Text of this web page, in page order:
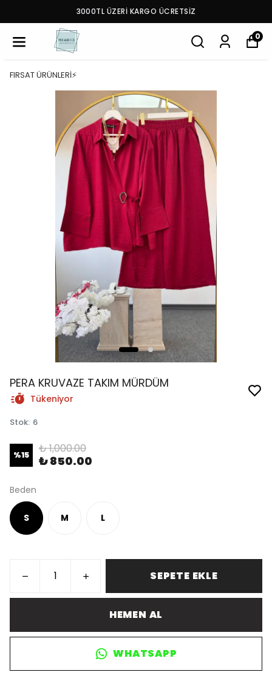
3000TL ÜZERİ KARGO ÜCRETSİZ
0
FIRSAT ÜRÜNLERİ⚡
PERA KRUVAZE TAKIM MÜRDÜM
Tükeniyor
Stok: 6
%15 ₺ 1,000.00
₺ 850.00
Beden
S M L
SEPETE EKLE
HEMEN AL
WHATSAPP